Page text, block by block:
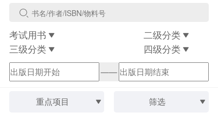
考试用书
二级分类
三级分类
四级分类
——
重点项目 筛选